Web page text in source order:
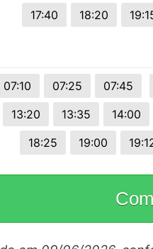
17:40
18:20
07:10 07:25 07:45
13:20 13:35 14:00
18:25
19:00